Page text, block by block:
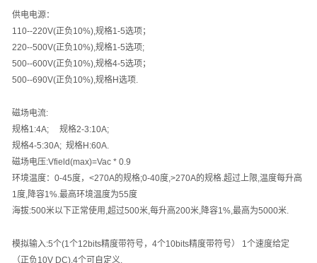
供电电源：
110--220V(正负 10%),规格1-5选项；
220--500V(正负 10%),规格1-5选项;
500--600V(正负 10%),规格4-5选项；
500--690V(正负 10%),规格H选项.
磁场电流:
规格1:4A; 规格2-3:10A;
规格4-5:30A; 规格H:60A.
磁场电压:Vfield(max)=Vac * 0.9
环境温度： 0-45度， <270A的规格;0-40度,>270A的规格.超过上限,温度每升高
1度,降容1%.最高环境温度为55度
海拔:500米以下正常使用 ,超过500米,每升高200米,降容1%,最高为5000米.
模拟输入:5个(1个12bits精度带符号， 4个10bits精度带符号） 1个速度给定
（正负 10V DC),4个可自定义.